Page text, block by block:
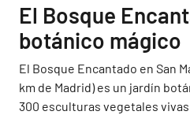
El Bosque
botánico mágico
El Bosque Encantado en San
km de Madrid) es un jardín
300 esculturas vegetales